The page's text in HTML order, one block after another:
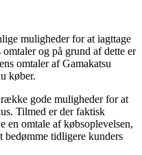
muligheder for at iagttage
omtaler og på grund af dette er
omtaler af Gamakatsu
køber.
gode muligheder for at
Tilmed er der faktisk
en omtale af købsoplevelsen,
bedømme tidligere kunders